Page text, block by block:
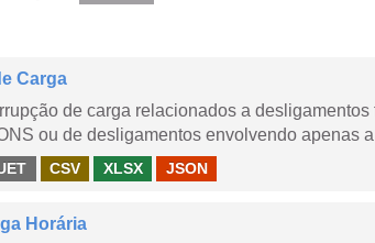
Carga
de carga relacionados a
ou de desligamentos envolvendo apenas
CSV XLSX JSON
Horária